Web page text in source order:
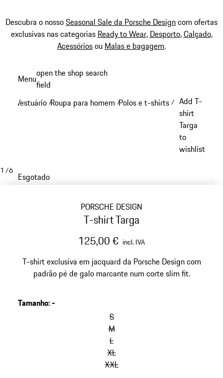
Descubra o nossoSeasonal Sale da Porsche Designcom ofertas
exclusivas nas categorias Ready to Wear, Desporto,Calçado,
Acessóriosou Malas e bagagem.
conteúdo
Menuopen the shop search
field
Vestuário /Roupa para homem /Polos e t-shirts / Add T-
shirt
Targa
to
wishlist
1 /6
Esgotado
PORSCHE DESIGN
T-shirt Targa
125,00 € incl. IVA
T-shirt exclusiva em jacquard da Porsche Design com
padrão pé de galo marcante num corte slim fit.
Tamanho:-
S
M
L
XL
XXL